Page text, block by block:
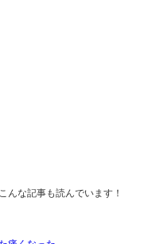
んな記事も読んでいます！